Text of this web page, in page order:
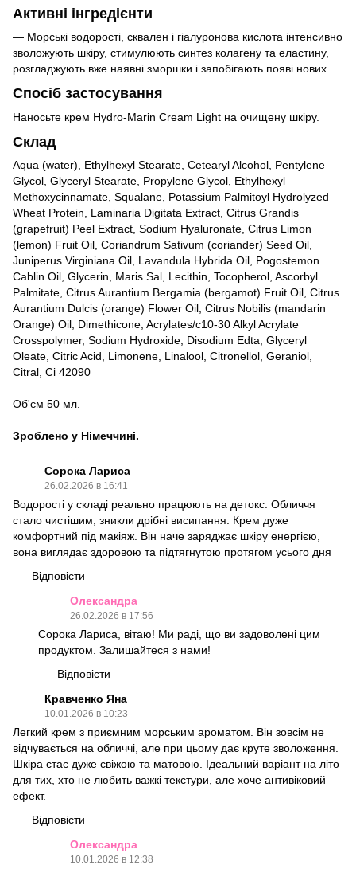
Активні інгредієнти
— Морські водорості, сквален і гіалуронова кислота інтенсивно
зволожують шкіру, стимулюють синтез колагену та еластину,
розгладжують вже наявні зморшки і запобігають появі нових.
Спосіб застосування
Наносьте крем Hydro-Marin Cream Light на очищену шкіру.
Склад
Aqua (water), Ethylhexyl Stearate, Cetearyl Alcohol, Pentylene
Glycol, Glyceryl Stearate, Propylene Glycol, Ethylhexyl
Methoxycinnamate, Squalane, Potassium Palmitoyl Hydrolyzed
Wheat Protein, Laminaria Digitata Extract, Citrus Grandis
(grapefruit) Peel Extract, Sodium Hyaluronate, Citrus Limon
(lemon) Fruit Oil, Coriandrum Sativum (coriander) Seed Oil,
Juniperus Virginiana Oil, Lavandula Hybrida Oil, Pogostemon
Cablin Oil, Glycerin, Maris Sal, Lecithin, Tocopherol, Ascorbyl
Palmitate, Citrus Aurantium Bergamia (bergamot) Fruit Oil, Citrus
Aurantium Dulcis (orange) Flower Oil, Citrus Nobilis (mandarin
Orange) Oil, Dimethicone, Acrylates/c10-30 Alkyl Acrylate
Crosspolymer, Sodium Hydroxide, Disodium Edta, Glyceryl
Oleate, Citric Acid, Limonene, Linalool, Citronellol, Geraniol,
Citral, Ci 42090
Об'єм 50 мл.
Зроблено у Німеччині.
Сорока Лариса
26.02.2026 в 16:41
Водорості у складі реально працюють на детокс. Обличчя
стало чистішим, зникли дрібні висипання. Крем дуже
комфортний під макіяж. Він наче заряджає шкіру енергією,
вона виглядає здоровою та підтягнутою протягом усього дня
Відповісти
Олександра
26.02.2026 в 17:56
Сорока Лариса, вітаю! Ми раді, що ви задоволені цим
продуктом. Залишайтеся з нами!
Відповісти
Кравченко Яна
10.01.2026 в 10:23
Легкий крем з приємним морським ароматом. Він зовсім не
відчувається на обличчі, але при цьому дає круте зволоження.
Шкіра стає дуже свіжою та матовою. Ідеальний варіант на літо
для тих, хто не любить важкі текстури, але хоче антивіковий
ефект.
Відповісти
Олександра
10.01.2026 в 12:38